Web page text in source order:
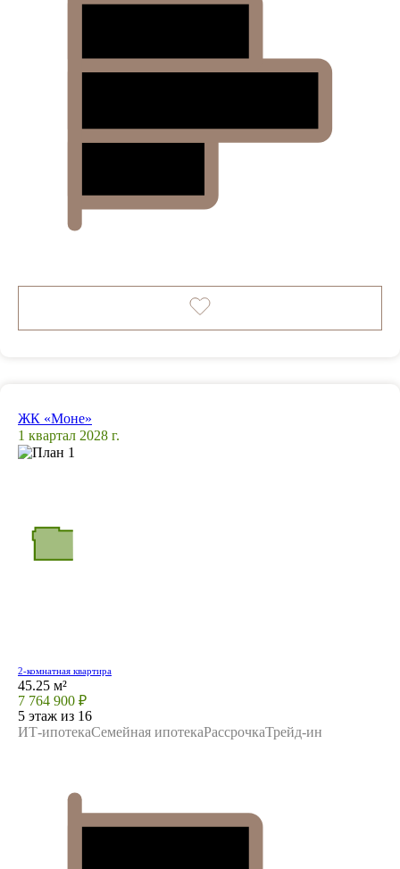
ЖК «Моне»
1 квартал 2028 г.
2-комнатная квартира
45.25 м²
7 764 900 ₽
5 этаж из 16
ИТ-ипотекаСемейная ипотекаРассрочкаТрейд-ин